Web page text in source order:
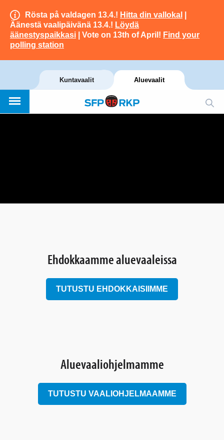
Rösta på valdagen 13.4.! Hitta din vallokal
Äänestä vaalipäivänä 13.4.! Löydä
äänestyspaikkasi | Vote on 13th of April! Find your
polling station
Kuntavaalit Aluevaalit
Ehdokkaamme aluevaaleissa
TUTUSTU EHDOKKAISIIMME
Aluevaaliohjelmamme
TUTUSTU VAALIOHJELMAAMME